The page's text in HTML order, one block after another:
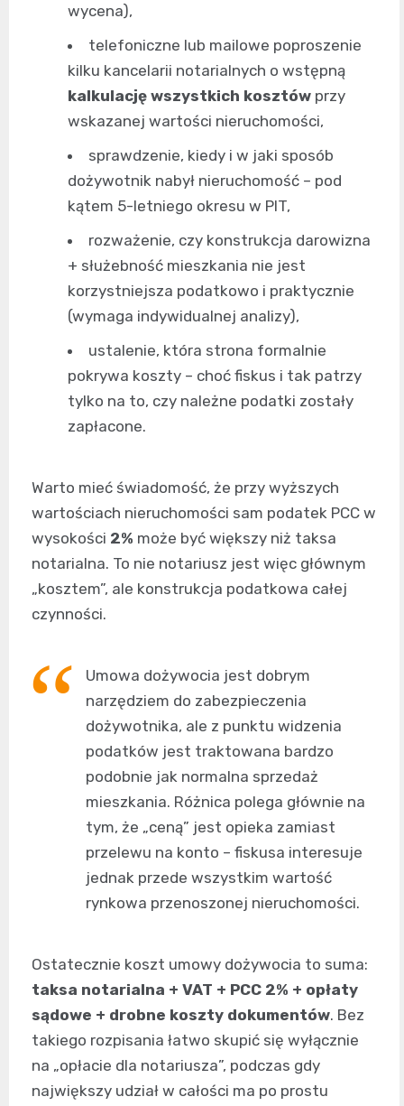
wycena),
telefoniczne lub mailowe poproszenie
kilku kancelarii notarialnych o wstępną
kalkulację wszystkich kosztów przy
wskazanej wartości nieruchomości,
sprawdzenie, kiedy i w jaki sposób
dożywotnik nabył nieruchomość – pod
kątem 5-letniego okresu w PIT,
rozważenie, czy konstrukcja darowizna
+ służebność mieszkania nie jest
korzystniejsza podatkowo i praktycznie
(wymaga indywidualnej analizy),
ustalenie, która strona formalnie
pokrywa koszty – choć fiskus i tak patrzy
tylko na to, czy należne podatki zostały
zapłacone.
Warto mieć świadomość, że przy wyższych
wartościach nieruchomości sam podatek PCC w
wysokości 2% może być większy niż taksa
notarialna. To nie notariusz jest więc głównym
„kosztem”, ale konstrukcja podatkowa całej
czynności.
Umowa dożywocia jest dobrym
narzędziem do zabezpieczenia
dożywotnika, ale z punktu widzenia
podatków jest traktowana bardzo
podobnie jak normalna sprzedaż
mieszkania. Różnica polega głównie na
tym, że „ceną” jest opieka zamiast
przelewu na konto – fiskusa interesuje
jednak przede wszystkim wartość
rynkowa przenoszonej nieruchomości.
Ostatecznie koszt umowy dożywocia to suma:
taksa notarialna + VAT + PCC 2% + opłaty
sądowe + drobne koszty dokumentów. Bez
takiego rozpisania łatwo skupić się wyłącznie
na „opłacie dla notariusza”, podczas gdy
największy udział w całości ma po prostu